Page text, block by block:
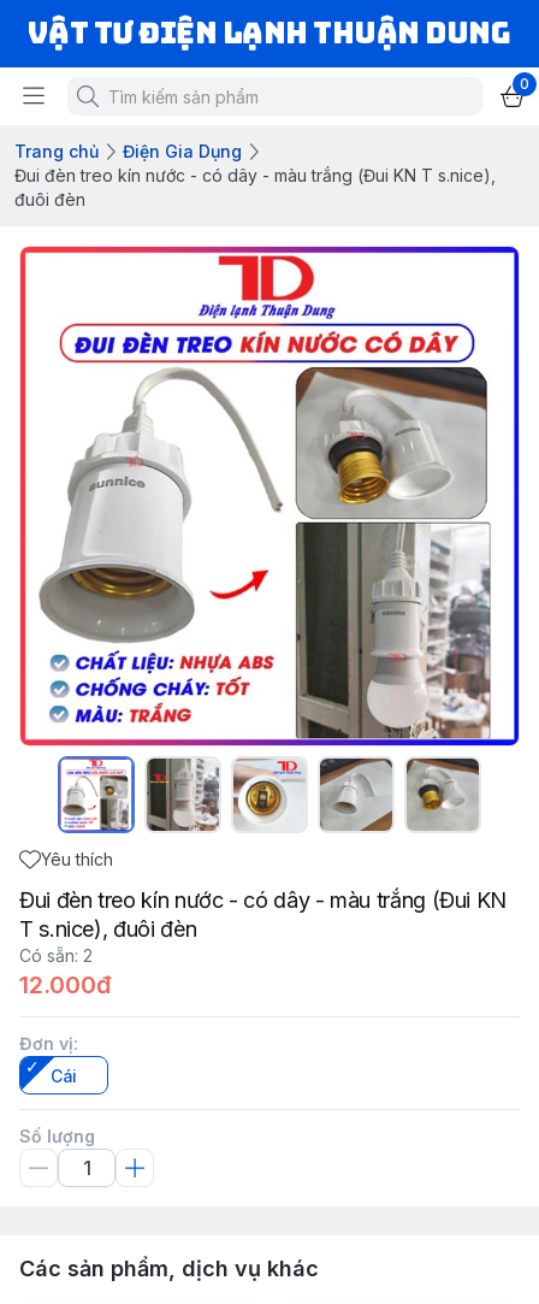
VẬT TƯ ĐIỆN LẠNH THUẬN DUNG
0
Trang chủ
Điện Gia Dụng
Đui đèn treo kín nước - có dây - màu trắng (Đui KN T s.nice),
đuôi đèn
Yêu thích
Đui đèn treo kín nước - có dây - màu trắng (Đui KN
T s.nice), đuôi đèn
Có sẵn: 2
12.000đ
Đơn vị:
Cái
Số lượng
Các sản phẩm, dịch vụ khác